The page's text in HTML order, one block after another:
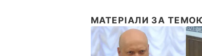
МАТЕРІАЛИ ЗА